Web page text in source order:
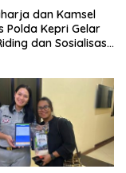
dan Kamsel
Polda Kepri Gelar
dan Sosialisasi